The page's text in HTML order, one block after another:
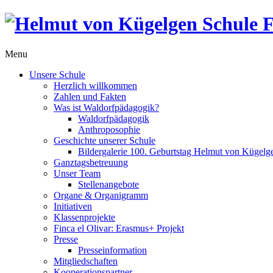
Menu
Unsere Schule
Herzlich willkommen
Zahlen und Fakten
Was ist Waldorfpädagogik?
Waldorfpädagogik
Anthroposophie
Geschichte unserer Schule
Bildergalerie 100. Geburtstag Helmut von
Ganztagsbetreuung
Unser Team
Stellenangebote
Organe & Organigramm
Initiativen
Klassenprojekte
Finca el Olivar: Erasmus+ Projekt
Presse
Presseinformation
Mitgliedschaften